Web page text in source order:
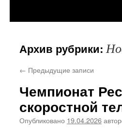
Архив рубрики:
← Предыдущие записи
Чемпионат
скоростной
Опубликовано 19.04.2026